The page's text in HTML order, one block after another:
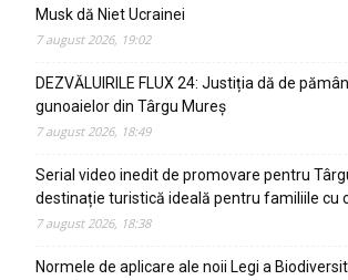
Musk dă Niet Ucrainei
7 august 2026, 19:02
DEZVĂLUIRILE FLUX 24: Justiția dă de
gunoaielor din Târgu Mureș
7 august 2026, 18:49
Serial video inedit de promovare pentru
destinație turistică ideală pentru familiile cu
7 august 2026, 18:38
Normele de aplicare ale noii Legi a